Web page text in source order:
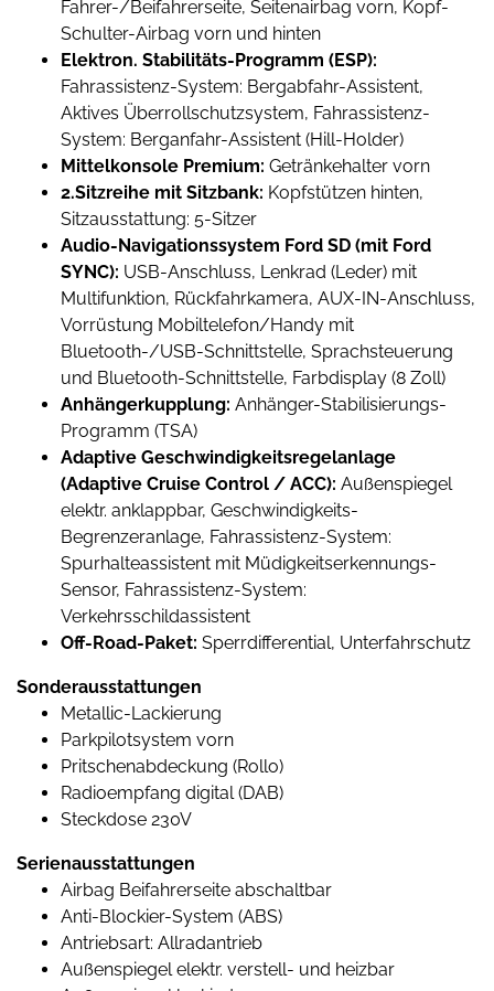
Fahrer-/Beifahrerseite, Seitenairbag vorn, Kopf-
Schulter-Airbag vorn und hinten
Elektron. Stabilitäts-Programm (ESP):
Fahrassistenz-System: Bergabfahr-Assistent,
Aktives Überrollschutzsystem, Fahrassistenz-
System: Berganfahr-Assistent (Hill-Holder)
Mittelkonsole Premium: Getränkehalter vorn
2.Sitzreihe mit Sitzbank: Kopfstützen hinten,
Sitzausstattung: 5-Sitzer
Audio-Navigationssystem Ford SD (mit Ford
SYNC): USB-Anschluss, Lenkrad (Leder) mit
Multifunktion, Rückfahrkamera, AUX-IN-Anschluss,
Vorrüstung Mobiltelefon/Handy mit
Bluetooth-/USB-Schnittstelle, Sprachsteuerung
und Bluetooth-Schnittstelle, Farbdisplay (8 Zoll)
Anhängerkupplung: Anhänger-Stabilisierungs-
Programm (TSA)
Adaptive Geschwindigkeitsregelanlage
(Adaptive Cruise Control / ACC): Außenspiegel
elektr. anklappbar, Geschwindigkeits-
Begrenzeranlage, Fahrassistenz-System:
Spurhalteassistent mit Müdigkeitserkennungs-
Sensor, Fahrassistenz-System:
Verkehrsschildassistent
Off-Road-Paket: Sperrdifferential, Unterfahrschutz
Sonderausstattungen
Metallic-Lackierung
Parkpilotsystem vorn
Pritschenabdeckung (Rollo)
Radioempfang digital (DAB)
Steckdose 230V
Serienausstattungen
Airbag Beifahrerseite abschaltbar
Anti-Blockier-System (ABS)
Antriebsart: Allradantrieb
Außenspiegel elektr. verstell- und heizbar